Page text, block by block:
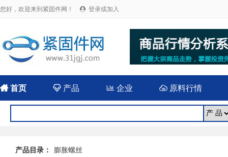
您好，欢迎来到紧固件网！  登录或加入
首页  产品 企业 原料行情
产品目录： 膨胀螺丝